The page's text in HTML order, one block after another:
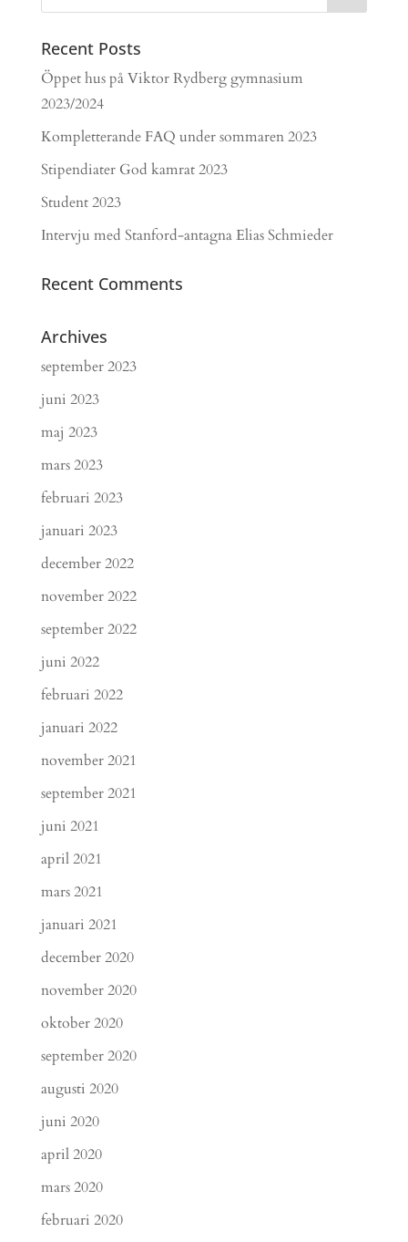
Recent Posts
Öppet hus på Viktor Rydberg gymnasium
2023/2024
Kompletterande FAQ under sommaren 2023
Stipendiater God kamrat 2023
Student 2023
Intervju med Stanford-antagna Elias Schmieder
Recent Comments
Archives
september 2023
juni 2023
maj 2023
mars 2023
februari 2023
januari 2023
december 2022
november 2022
september 2022
juni 2022
februari 2022
januari 2022
november 2021
september 2021
juni 2021
april 2021
mars 2021
januari 2021
december 2020
november 2020
oktober 2020
september 2020
augusti 2020
juni 2020
april 2020
mars 2020
februari 2020